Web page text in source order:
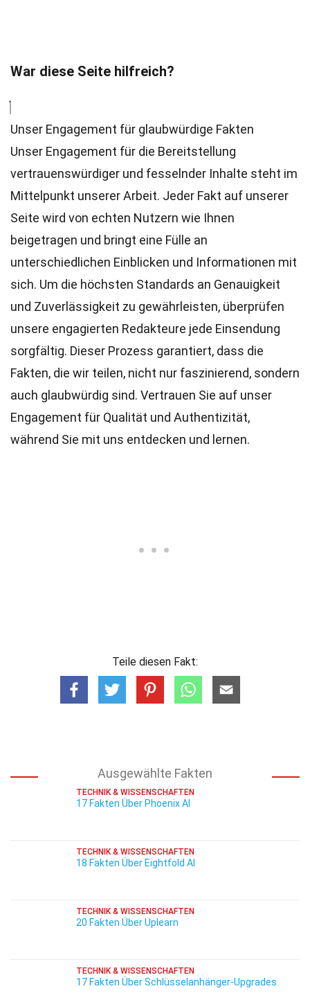
War diese Seite hilfreich?
Unser Engagement für glaubwürdige Fakten
Unser Engagement für die Bereitstellung
vertrauenswürdiger und fesselnder Inhalte steht im
Mittelpunkt unserer Arbeit. Jeder Fakt auf unserer
Seite wird von echten Nutzern wie Ihnen
beigetragen und bringt eine Fülle an
unterschiedlichen Einblicken und Informationen mit
sich. Um die höchsten Standards an Genauigkeit
und Zuverlässigkeit zu gewährleisten, überprüfen
unsere engagierten Redakteure jede Einsendung
sorgfältig. Dieser Prozess garantiert, dass die
Fakten, die wir teilen, nicht nur faszinierend, sondern
auch glaubwürdig sind. Vertrauen Sie auf unser
Engagement für Qualität und Authentizität,
während Sie mit uns entdecken und lernen.
Teile diesen Fakt:
Ausgewählte Fakten
TECHNIK & WISSENSCHAFTEN
17 Fakten Über Phoenix AI
TECHNIK & WISSENSCHAFTEN
18 Fakten Über Eightfold AI
TECHNIK & WISSENSCHAFTEN
20 Fakten Über Uplearn
TECHNIK & WISSENSCHAFTEN
17 Fakten Über Schlüsselanhänger-Upgrades